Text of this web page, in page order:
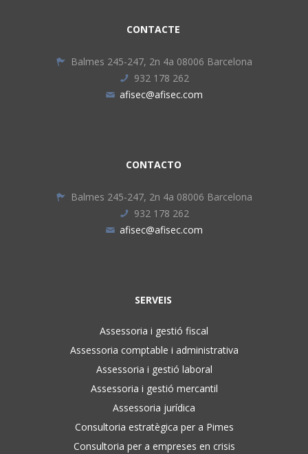
CONTACTE
Balmes 245-247, 2n 4a 08006 Barcelona
932 178 262
afisec@afisec.com
CONTACTO
Balmes 245-247, 2n 4a 08006 Barcelona
932 178 262
afisec@afisec.com
SERVEIS
Assessoria i gestió fiscal
Assessoria comptable i administrativa
Assessoria i gestió laboral
Assessoria i gestió mercantil
Assessoria jurídica
Consultoria estratègica per a Pimes
Consultoria per a empreses en crisis